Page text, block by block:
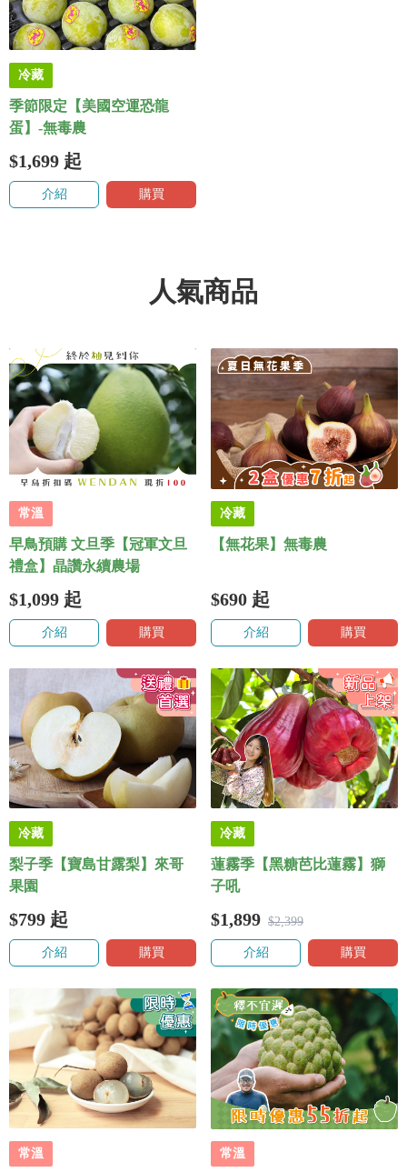
冷藏
季節限定【美國空運恐龍
蛋】-無毒農
$1,699 起
介紹 購買
人氣商品
常溫
早鳥預購 文旦季【冠軍文旦
禮盒】晶讚永續農場
$1,099 起
介紹 購買
冷藏
【無花果】無毒農
$690 起
介紹 購買
冷藏
梨子季【寶島甘露梨】來哥
果園
$799 起
介紹 購買
冷藏
蓮霧季【黑糖芭比蓮霧】獅
子吼
$1,899 $2,399
介紹 購買
常溫 常溫